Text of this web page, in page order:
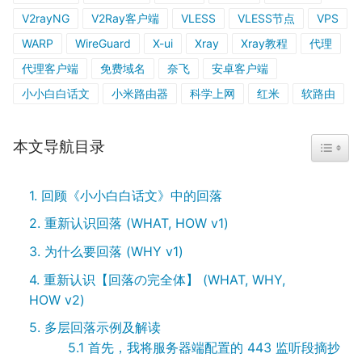
V2rayNG V2Ray客户端 VLESS VLESS节点
VPS
WARP
WireGuard X-ui Xray Xray教程
代理
代理客户端
免费域名 奈飞
安卓客户端
小小白白话文
小米路由器 科学上网 红米 软路由
本文导航目录
1. 回顾《小小白白话文》中的回落
2. 重新认识回落 (WHAT, HOW v1)
3. 为什么要回落 (WHY v1)
4. 重新认识【回落の完全体】 (WHAT, WHY,
HOW v2)
5. 多层回落示例及解读
5.1 首先，我将服务器端配置的 443 监听段摘抄